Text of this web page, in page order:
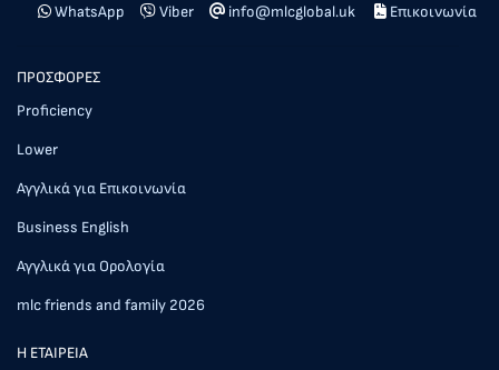
WhatsApp Viber info@mlcglobal.uk Επικοινωνία
ΠΡΟΣΦΟΡΕΣ
Proficiency
Lower
Αγγλικά για Επικοινωνία
Business English
Αγγλικά για Ορολογία
mlc friends and family 2026
Η ΕΤΑΙΡΕΙΑ